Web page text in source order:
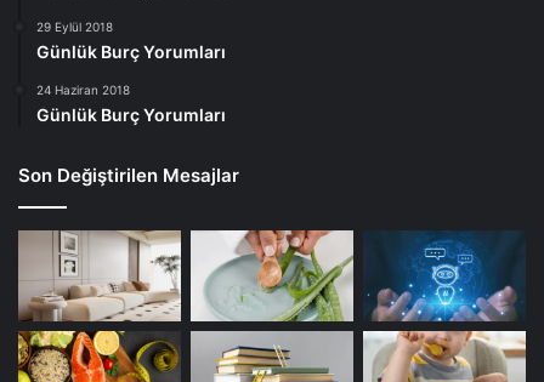
29 Eylül 2018
Günlük Burç Yorumları
24 Haziran 2018
Günlük Burç Yorumları
Son Değiştirilen Mesajlar